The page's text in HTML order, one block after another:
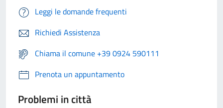
Leggi le domande frequenti
Richiedi Assistenza
Chiama il comune +39 0924 590111
Prenota un appuntamento
Problemi in città